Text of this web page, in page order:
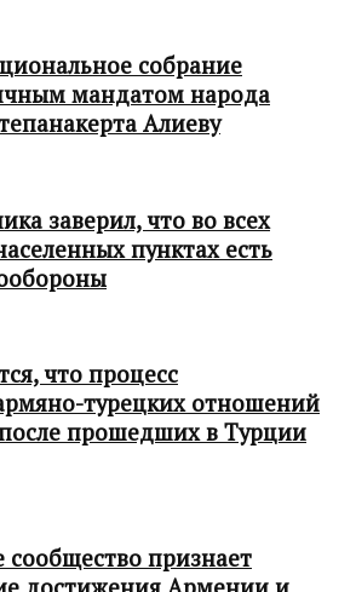
собрание
мандатом народа
Алиеву
заверил, что во всех
пунктах есть
что процесс
турецких отношений
прошедших в Турции
признает